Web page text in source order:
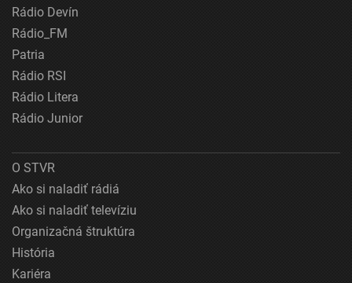
Rádio Devín
Rádio_FM
Patria
Rádio RSI
Rádio Litera
Rádio Junior
O STVR
Ako si naladiť rádiá
Ako si naladiť televíziu
Organizačná štruktúra
História
Kariéra